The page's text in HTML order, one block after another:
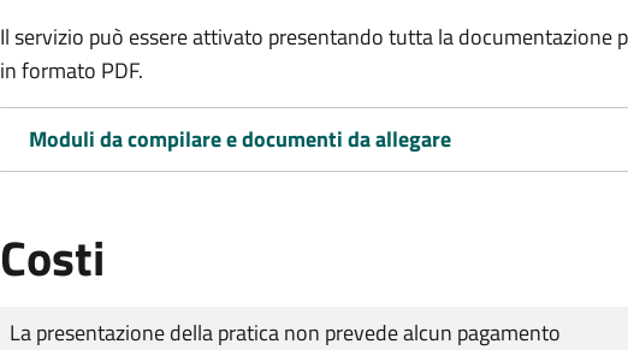
Il servizio può essere attivato presentando tutta la documentazione
in formato PDF.
Moduli da compilare e documenti da allegare
Costi
Tipo di pagamento
Importo
La presentazione della pratica non prevede alcun pagamento